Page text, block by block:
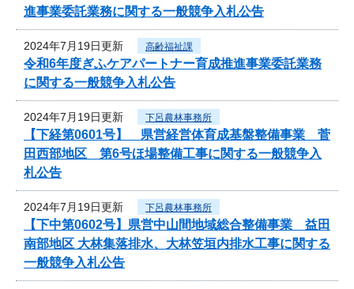
進事業委託業務に関する一般競争入札公告
2024年7月19日更新 高齢福祉課
令和6年度ぎふケアパートナー育成推進事業委託業務
に関する一般競争入札公告
2024年7月19日更新 下呂農林事務所
【下経第0601号】 県営経営体育成基盤整備事業 菅
田西部地区 第6号ほ場整備工事に関する一般競争入
札公告
2024年7月19日更新 下呂農林事務所
【下中第0602号】県営中山間地域総合整備事業 益田
南部地区 大林集落排水、大林笠垣内排水工事に関する
一般競争入札公告